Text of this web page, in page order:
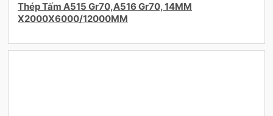
Thép Tấm A515 Gr70,A516 Gr70, 14MM
X2000X6000/12000MM